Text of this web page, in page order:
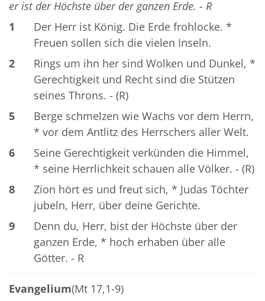
er ist der Höchste über der ganzen Erde. - R
1
Der Herr ist König. Die Erde frohlocke. *
Freuen sollen sich die vielen Inseln.
2
Rings um ihn her sind Wolken und Dunkel, *
Gerechtigkeit und Recht sind die Stützen
seines Throns. - (R)
5
Berge schmelzen wie Wachs vor dem Herrn,
* vor dem Antlitz des Herrschers aller Welt.
6
Seine Gerechtigkeit verkünden die Himmel,
* seine Herrlichkeit schauen alle Völker. - (R)
8
Zion hört es und freut sich, * Judas Töchter
jubeln, Herr, über deine Gerichte.
9
Denn du, Herr, bist der Höchste über der
ganzen Erde, * hoch erhaben über alle
Götter. - R
Evangelium(Mt 17,1-9)